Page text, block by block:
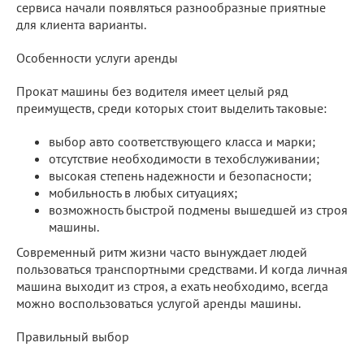
сервиса начали появляться разнообразные приятные
для клиента варианты.
Особенности услуги аренды
Прокат машины без водителя имеет целый ряд
преимуществ, среди которых стоит выделить таковые:
выбор авто соответствующего класса и марки;
отсутствие необходимости в техобслуживании;
высокая степень надежности и безопасности;
мобильность в любых ситуациях;
возможность быстрой подмены вышедшей из строя
машины.
Современный ритм жизни часто вынуждает людей
пользоваться транспортными средствами. И когда личная
машина выходит из строя, а ехать необходимо, всегда
можно воспользоваться услугой аренды машины.
Правильный выбор